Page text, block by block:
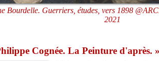
Bourdelle. Guerriers, études, vers 1898
2021
Cognée. La Peinture d'après.